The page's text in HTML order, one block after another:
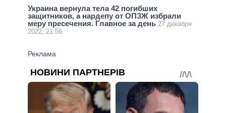
Украина вернула тела 42 погибших
защитников, а нардепу от ОПЗЖ избрали
меру пресечения. Главное за день 27 декабря
2022, 21:56